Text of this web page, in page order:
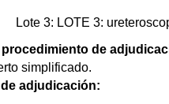
Lote 3: LOTE 3:
procedimiento de
simplificado.
de adjudicación: